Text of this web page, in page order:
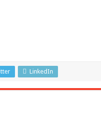
LinkedIn